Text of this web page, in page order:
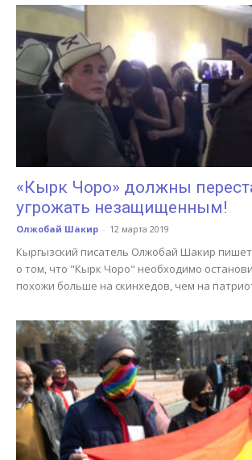
«Кырк Чоро» должны
угрожать незащищенным!
Олжобай Шакир - 12 марта 2019
Кыргызский писатель Олжобай Шакир
о том, что "Кырк Чоро" необходимо
похожи больше на скинхедов, чем на